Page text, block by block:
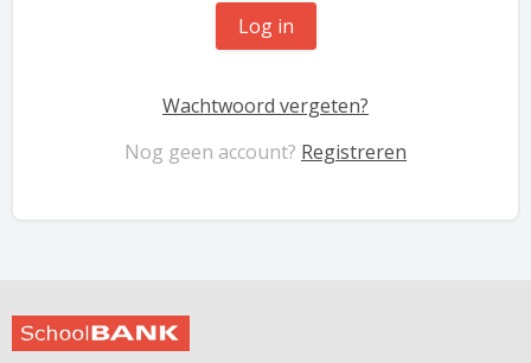
Log in
Wachtwoord vergeten?
Nog geen account? Registreren